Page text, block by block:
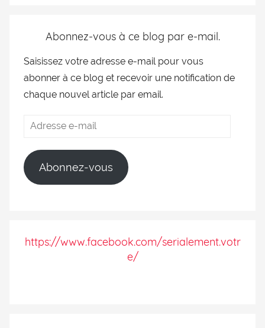
Abonnez-vous à ce blog par e-mail.
Saisissez votre adresse e-mail pour vous
abonner à ce blog et recevoir une notification de
chaque nouvel article par email.
Abonnez-vous
https://www.facebook.com/serialement.votr
e/